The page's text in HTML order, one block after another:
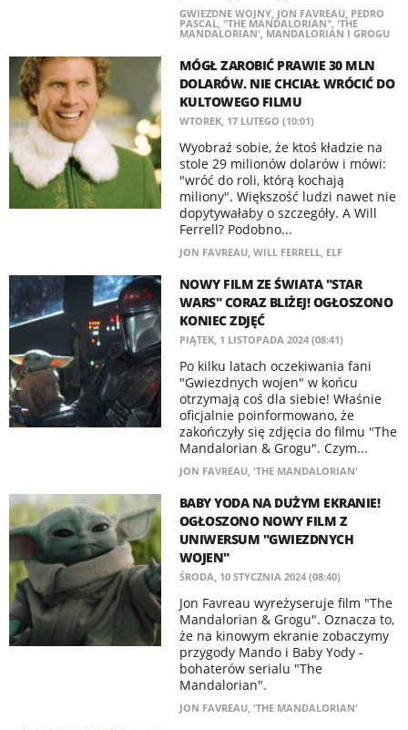
GWIEZDNE WOJNY, JON FAVREAU, PEDRO
PASCAL, "THE MANDALORIAN", 'THE
MANDALORIAN', MANDALORIAN I GROGU
MÓGŁ ZAROBIĆ PRAWIE 30 MLN
DOLARÓW. NIE CHCIAŁ WRÓCIĆ DO
KULTOWEGO FILMU
WTOREK, 17 LUTEGO (10:01)
Wyobraź sobie, że ktoś kładzie na
stole 29 milionów dolarów i mówi:
"wróć do roli, którą kochają
miliony". Większość ludzi nawet nie
dopytywałaby o szczegóły. A Will
Ferrell? Podobno...
JON FAVREAU, WILL FERRELL, ELF
NOWY FILM ZE ŚWIATA "STAR
WARS" CORAZ BLIŻEJ! OGŁOSZONO
KONIEC ZDJĘĆ
PIĄTEK, 1 LISTOPADA 2024 (08:41)
Po kilku latach oczekiwania fani
"Gwiezdnych wojen" w końcu
otrzymają coś dla siebie! Właśnie
oficjalnie poinformowano, że
zakończyły się zdjęcia do filmu "The
Mandalorian & Grogu". Czym...
JON FAVREAU, 'THE MANDALORIAN'
BABY YODA NA DUŻYM EKRANIE!
OGŁOSZONO NOWY FILM Z
UNIWERSUM "GWIEZDNYCH
WOJEN"
ŚRODA, 10 STYCZNIA 2024 (08:40)
Jon Favreau wyreżyseruje film "The
Mandalorian & Grogu". Oznacza to,
że na kinowym ekranie zobaczymy
przygody Mando i Baby Yody -
bohaterów serialu "The
Mandalorian".
JON FAVREAU, 'THE MANDALORIAN'